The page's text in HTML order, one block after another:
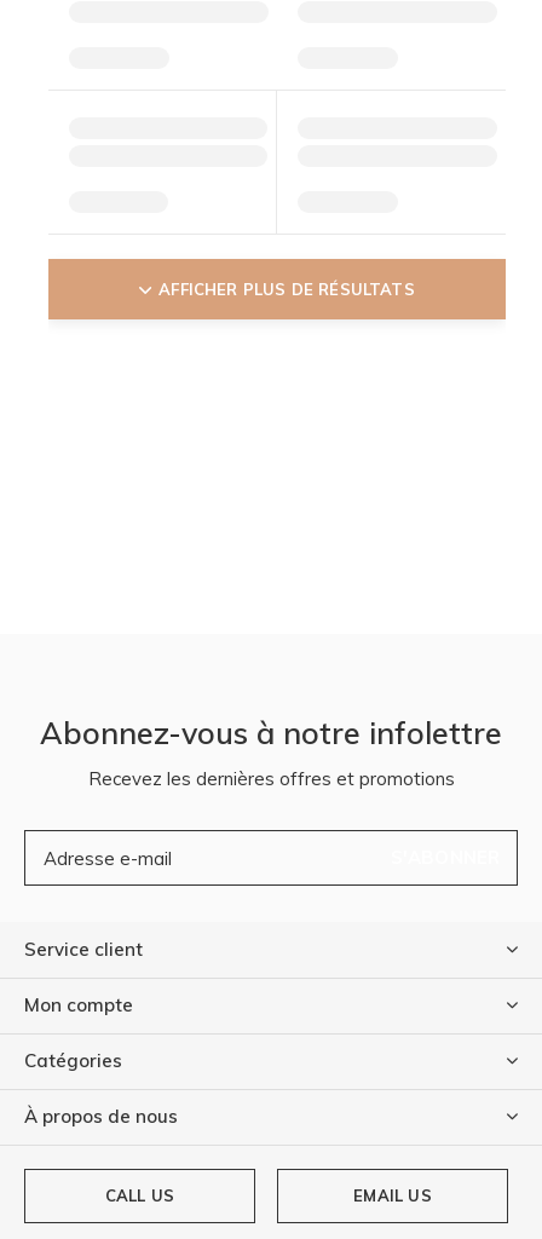
AFFICHER PLUS DE RÉSULTATS
Abonnez-vous à notre infolettre
Recevez les dernières offres et promotions
Service client
Mon compte
Catégories
À propos de nous
CALL US EMAIL US